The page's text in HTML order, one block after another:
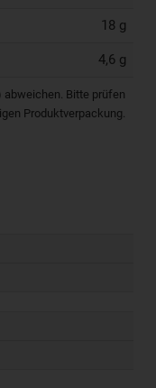
18 g
4,6 g
Bitte prüfen
Produktverpackung.